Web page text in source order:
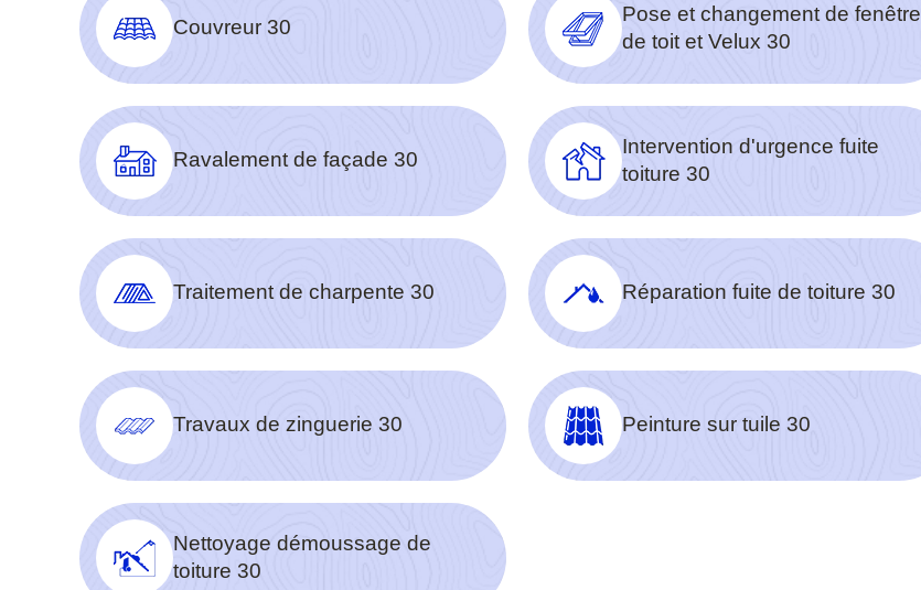
Couvreur 30
Pose et changement de fenêtre
de toit et Velux 30
Ravalement de façade 30
Intervention d'urgence fuite
toiture 30
Traitement de charpente 30 Réparation fuite de toiture 30
Travaux de zinguerie 30 Peinture sur tuile 30
Nettoyage démoussage de
toiture 30